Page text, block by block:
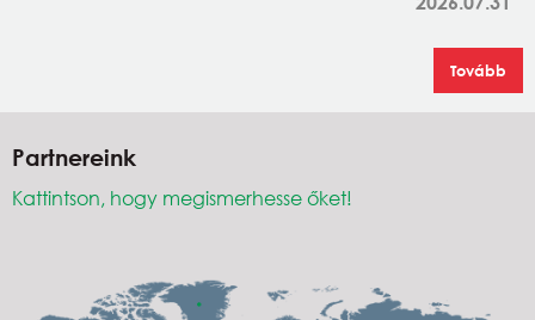
Tovább
Partnereink
Kattintson, hogy megismerhesse őket!